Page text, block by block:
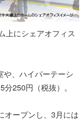
上にシェアオフィス
や、ハイパーテーシ
250円（税抜）。
オープンし、3月には